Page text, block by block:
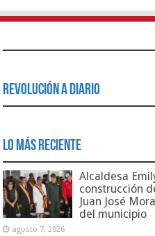
Revolución a Diario
Lo Más Reciente
Alcaldesa
construcción
Juan José
del municipio
agosto 7, 2026